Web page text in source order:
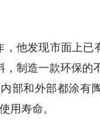
他发现市面上
制造一款环保
部和外部都涂有
用寿命。